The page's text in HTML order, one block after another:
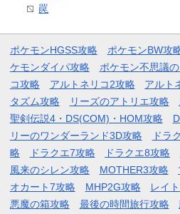
罠
ポケモンHGSS攻略 ポケモンBW攻
ケモンダイパ攻略
ポケモン不思議
コ攻略
アルトネリコ2攻略 アルト
タズム攻略
リーズのアトリエ攻略
聖剣伝説4・DS(COM)・HOM攻略
リーのワンダーランド3D攻略
ドラ
略
ドラクエ7攻略 ドラクエ8攻略
風来のシレン攻略
MOTHER3攻略
オカート7攻略
MHP2G攻略
レイ
悪魔の箱攻略
最後の時間旅行攻略